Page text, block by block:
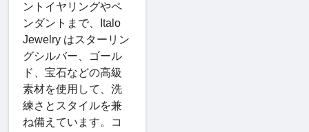
ントイヤリングやペ
ンダントまで、Italo
Jewelry はスターリン
グシルバー、ゴール
ド、宝石などの高級
素材を使用して、洗
練さとスタイルを兼
ね備えています。コ